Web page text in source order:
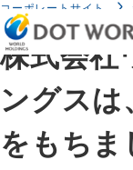
コーポレートサイト
株式会社
ングスは
をもちま